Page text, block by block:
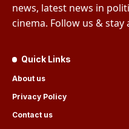
news, latest news in
cinema. Follow us & stay
Quick Links
About us
Privacy Policy
Contact us